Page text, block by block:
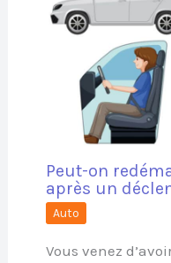
Peut-on
après un
Auto
Vous venez